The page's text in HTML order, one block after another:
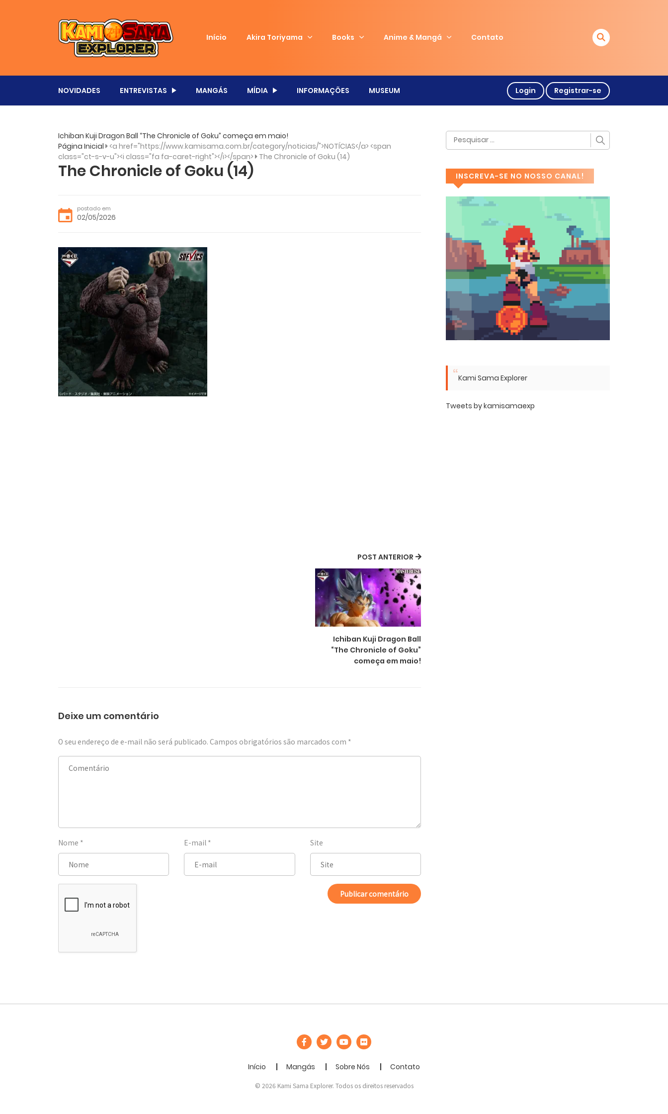
Início Akira Toriyama Books Anime & Mangá Contato
NOVIDADES ENTREVISTAS MANGÁS MÍDIA INFORMAÇÕES MUSEUM Login Registrar-se
Ichiban Kuji Dragon Ball “The Chronicle of Goku” começa em maio!
Página Inicial <a href="https://www.kamisama.com.br/category/noticias/">NOTÍCIAS</a> <span
class="ct-s-v-u"><i class="fa fa-caret-right"></i></span> The Chronicle of Goku (14)
The Chronicle of Goku (14)
postado em
02/05/2026
POST ANTERIOR
Ichiban Kuji Dragon Ball
“The Chronicle of Goku”
começa em maio!
Deixe um comentário
O seu endereço de e-mail não será publicado. Campos obrigatórios são marcados com *
Nome * E-mail * Site
INSCREVA-SE NO NOSSO CANAL!
Kami Sama Explorer
Tweets by kamisamaexp
Início Mangás Sobre Nós Contato
© 2026 Kami Sama Explorer. Todos os direitos reservados